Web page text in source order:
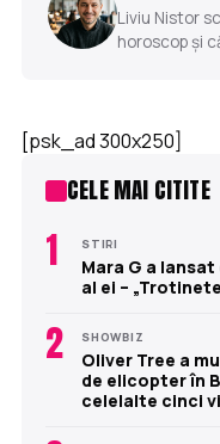
Liviu Nistor
horoscop și
[psk_ad 300x250]
CELE MAI CITITE
1 STIRI
Mara G a
al ei –
2 SHOWBIZ
Oliver Tree a
de elicopter în
celelalte cinci